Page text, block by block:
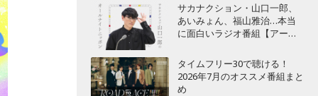
サカナクション・山口一郎、
あいみょん、福山雅治…本当
に面白いラジオ番組【アーテ
タイムフリー30で聴ける！
2026年7月のオススメ番組まと
め